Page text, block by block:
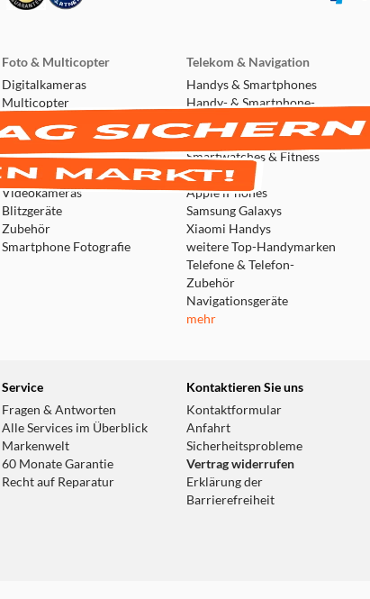
Foto & Multicopter
Digitalkameras
Multicopter
Action & Outdoor
Sofortbildkameras
Objektive
Speicherkarten
Videokameras
Blitzgeräte
Zubehör
Smartphone Fotografie
Telekom & Navigation
Handys & Smartphones
Handy- & Smartphone-
Zubehör
Handy-Autozubehör
Smartwatches & Fitness
Tracker
Apple iPhones
Samsung Galaxys
Xiaomi Handys
weitere Top-Handymarken
Telefone & Telefon-
Zubehör
Navigationsgeräte
mehr
Service
Fragen & Antworten
Alle Services im Überblick
Markenwelt
60 Monate Garantie
Recht auf Reparatur
Kontaktieren Sie uns
Kontaktformular
Anfahrt
Sicherheitsprobleme
Vertrag widerrufen
Erklärung der
Barrierefreiheit